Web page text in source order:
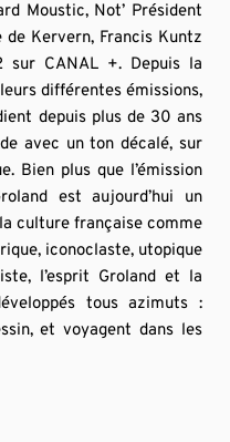
Moustic, Not’ Président
de Kervern, Francis Kuntz
CANAL +. Depuis la
différentes émissions,
depuis plus de 30 ans
avec un ton décalé, sur
Bien plus que l’émission
est aujourd’hui un
culture française comme
iconoclaste, utopique
l’esprit Groland et la
tous azimuts :
et voyagent dans les